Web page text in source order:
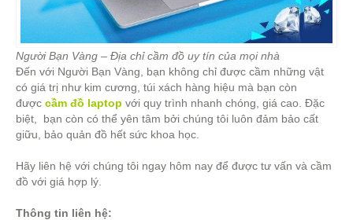
Người Bạn Vàng – Địa chỉ cầm đồ uy tín của mọi nhà
Đến với Người Bạn Vàng, bạn không chỉ được cầm những vật
có giá trị như kim cương, túi xách hàng hiệu mà bạn còn
được cầm đồ laptop với quy trình nhanh chóng, giá cao. Đặc
biệt, bạn còn có thể yên tâm bởi chúng tôi luôn đảm bảo cất
giữu, bảo quản đồ hết sức khoa học.
Hãy liên hệ với chúng tôi ngay hôm nay để được tư vấn và cầm
đồ với giá hợp lý.
Thông tin liên hệ: